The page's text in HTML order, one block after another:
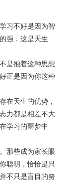
习不好是因为智
强，这是天生
是抱着这种思想
正是因为你这种
天生的优势，
力都是相差不大
学习的噩梦中
那些成为家长眼
聪明，恰恰是只
不只是盲目的努